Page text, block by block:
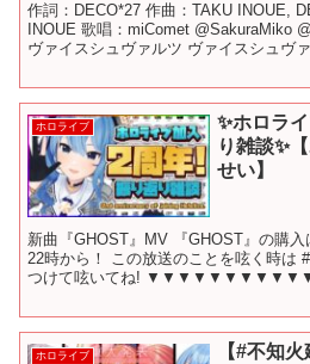
作詞：DECO*27 作曲：TAKU INOUE,
INOUE 歌唱：miComet @SakuraMiko
ヴァイスシュヴァルツ ヴァイスシュヴ
ホロライブ
✨ホロラ
り雑談✨
せい】
新曲『GHOST』MV 『GHOST』の購
22時から！ この放送のことを呟く時は
つけて呟いてね!
ホロライブ
【#不知